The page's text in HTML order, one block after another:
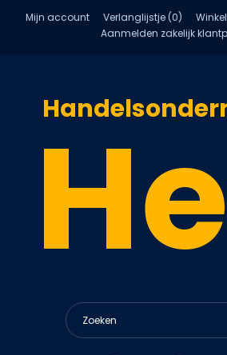
Mijn account Verlanglijstje (0)
Aanmelden zakelijk